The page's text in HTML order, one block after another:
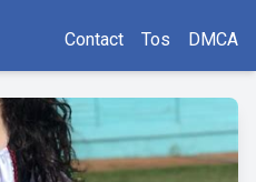
Contact Tos DMCA